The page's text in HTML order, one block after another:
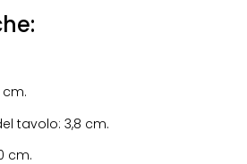
cm.
tavolo: 3,8 cm.
cm.